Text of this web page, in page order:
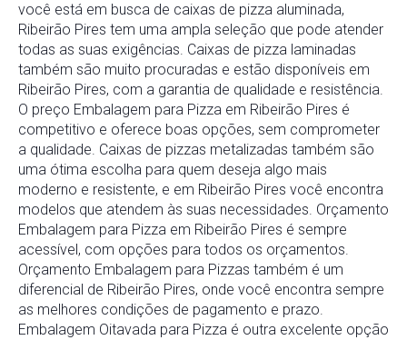
você está em busca de caixas de pizza aluminada,
Ribeirão Pires tem uma ampla seleção que pode atender
todas as suas exigências. Caixas de pizza laminadas
também são muito procuradas e estão disponíveis em
Ribeirão Pires, com a garantia de qualidade e resistência.
O preço Embalagem para Pizza em Ribeirão Pires é
competitivo e oferece boas opções, sem comprometer
a qualidade. Caixas de pizzas metalizadas também são
uma ótima escolha para quem deseja algo mais
moderno e resistente, e em Ribeirão Pires você encontra
modelos que atendem às suas necessidades. Orçamento
Embalagem para Pizza em Ribeirão Pires é sempre
acessível, com opções para todos os orçamentos.
Orçamento Embalagem para Pizzas também é um
diferencial de Ribeirão Pires, onde você encontra sempre
as melhores condições de pagamento e prazo.
Embalagem Oitavada para Pizza é outra excelente opção